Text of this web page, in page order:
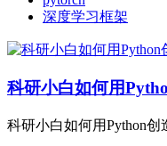
深度学习框架
科研小白如何用
科研小白如何用Python创